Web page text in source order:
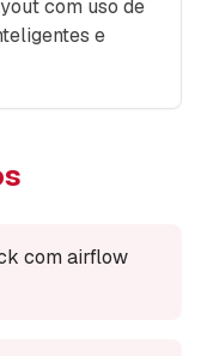
com uso de
e
com airflow